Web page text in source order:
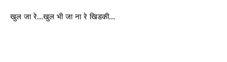
खुल जा रे…खुल भी जा ना रे खिडकी…